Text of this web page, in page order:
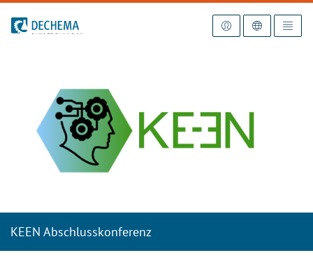
Zur Startseite
KEEN Abschlusskonferenz